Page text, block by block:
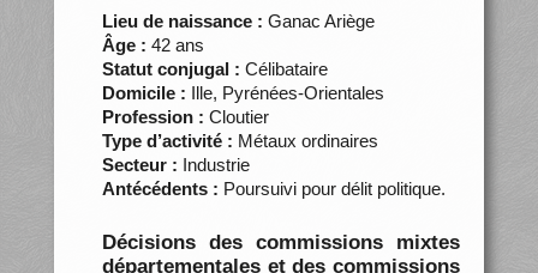
Lieu de naissance : Ganac Ariège
Âge : 42 ans
Statut conjugal : Célibataire
Domicile : Ille, Pyrénées-Orientales
Profession : Cloutier
Type d’activité : Métaux ordinaires
Secteur : Industrie
Antécédents : Poursuivi pour délit politique.
Décisions des commissions mixtes
départementales et des commissions